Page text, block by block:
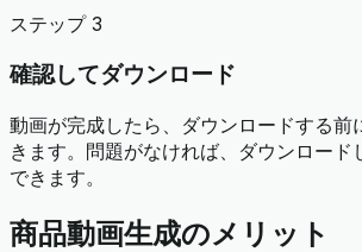
ステップ 3
確認してダウンロード
動画が完成したら、ダウンロードする前
きます。問題がなければ、ダウンロード
できます。
商品動画生成のメリット